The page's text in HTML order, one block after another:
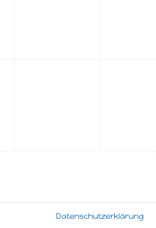
28. Februar
Datenschutzerklärung